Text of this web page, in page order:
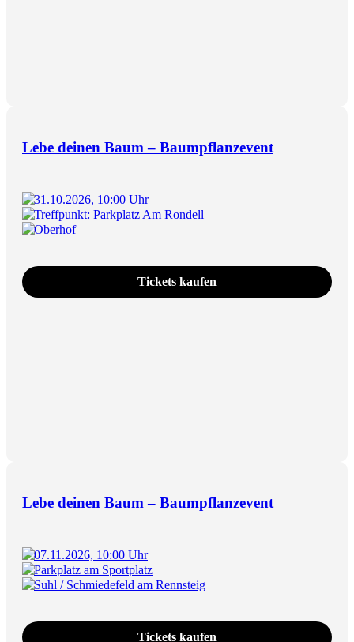
Lebe deinen Baum – Baumpflanzevent
31.10.2026, 10:00 Uhr
Treffpunkt: Parkplatz Am Rondell
Oberhof
Tickets kaufen
Lebe deinen Baum – Baumpflanzevent
07.11.2026, 10:00 Uhr
Parkplatz am Sportplatz
Suhl / Schmiedefeld am Rennsteig
Tickets kaufen